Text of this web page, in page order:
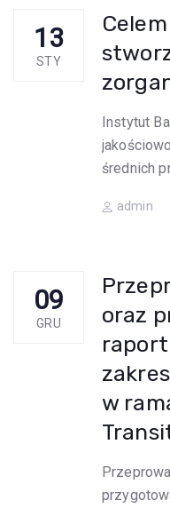
13
STY
Instytut
średnich
Author
admin
09
GRU
oraz
w